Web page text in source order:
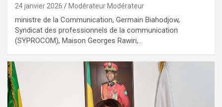
24 janvier 2026 Modérateur Modérateur
ministre de la Communication, Germain Biahodjow,
Syndicat des professionnels de la communication
(SYPROCOM), Maison Georges Rawiri,…